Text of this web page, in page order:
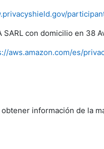
con domicilio en 38
aws.amazon.com/es/
información de la